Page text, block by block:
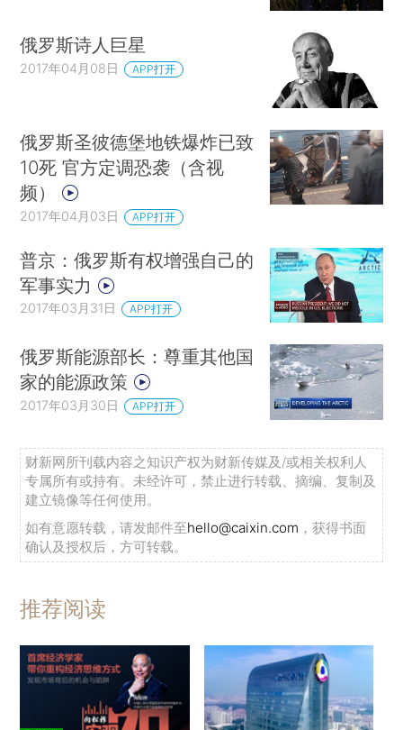
俄罗斯诗人巨星
2017年04月08日 APP打开
俄罗斯圣彼德堡地铁爆炸已致
10死 官方定调恐袭（含视
频）
2017年04月03日 APP打开
普京：俄罗斯有权增强自己的
军事实力
2017年03月31日 APP打开
俄罗斯能源部长：尊重其他国
家的能源政策
2017年03月30日 APP打开
财新网所刊载内容之知识产权为财新传媒及/或相关权利人
专属所有或持有。未经许可，禁止进行转载、摘编、复制及
建立镜像等任何使用。
如有意愿转载，请发邮件至hello@caixin.com ，获得书面
确认及授权后，方可转载。
推荐阅读